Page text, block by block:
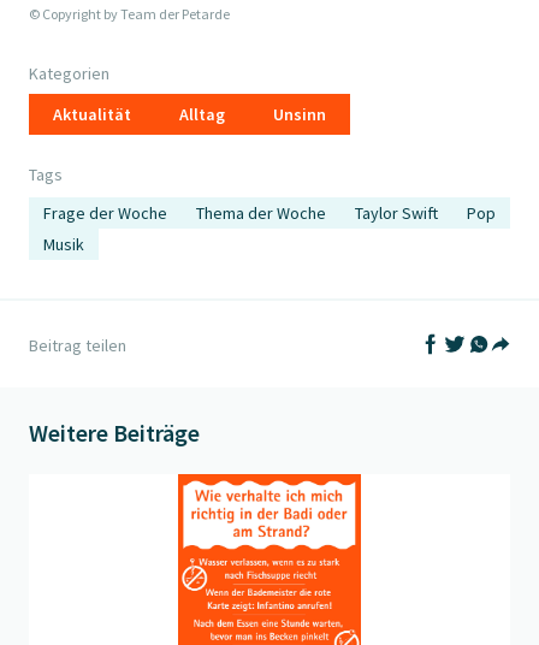
© Copyright byTeam der Petarde
Kategorien
Aktualität
Alltag Unsinn
Tags
Frage der Woche
Thema der Woche Taylor Swift
Pop
Musik
Beitrag teilen Auf Facebook
AufAuf
Weitere Beiträge
Frage der Woche: wie verhalte ich mich richtig?